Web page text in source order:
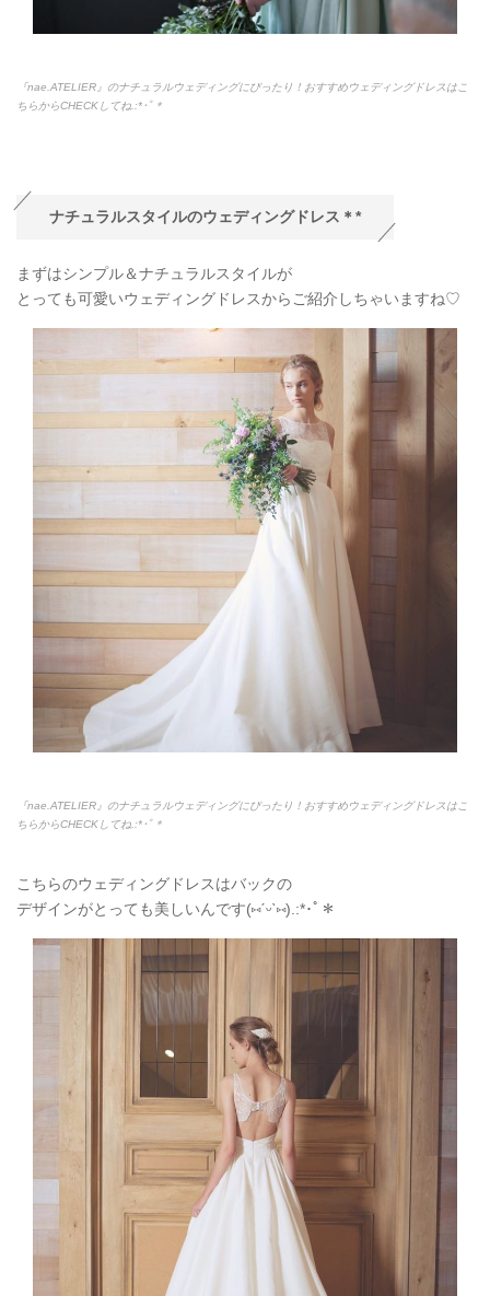
『nae.ATELIER』のナチュラルウェディングにぴったり！おすすめウェディングドレスはこ
ちらからCHECKしてね.:*･ﾟ＊
ナチュラルスタイルのウェディングドレス＊*
まずはシンプル＆ナチュラルスタイルが
とっても可愛いウェディングドレスからご紹介しちゃいますね♡
『nae.ATELIER』のナチュラルウェディングにぴったり！おすすめウェディングドレスはこ
ちらからCHECKしてね.:*･ﾟ＊
こちらのウェディングドレスはバックの
デザインがとっても美しいんです(⑅ˊᵕˋ⑅).:*･ﾟ＊